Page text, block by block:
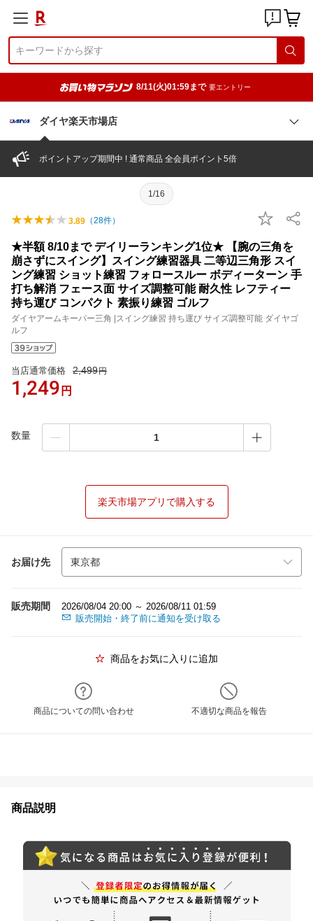
8/11(火)01:59まで 要エントリー
ダイヤ楽天市場店
ポイントアップ期間中 ! 通常商品 全会員ポイント5倍
1/16
3.89 （28件）
★半額 8/10まで デイリーランキング1位★ 【腕の三角を
崩さずにスイング】スイング練習器具 二等辺三角形 スイ
ング練習 ショット練習 フォロースルー ボディーターン 手
打ち解消 フェース面 サイズ調整可能 耐久性 レフティー
持ち運び コンパクト 素振り練習 ゴルフ
ダイヤアームキーパー三角 |スイング練習 持ち運び サイズ調整可能 ダイヤゴ
ルフ
当店通常価格 2,499円
1,249 円
数量
楽天市場アプリで購入する
お届け先
販売期間
2026/08/04 20:00 ～ 2026/08/11 01:59
販売開始・終了前に通知を受け取る
商品をお気に入りに追加
商品についての問い合わせ 不適切な商品を報告
商品説明